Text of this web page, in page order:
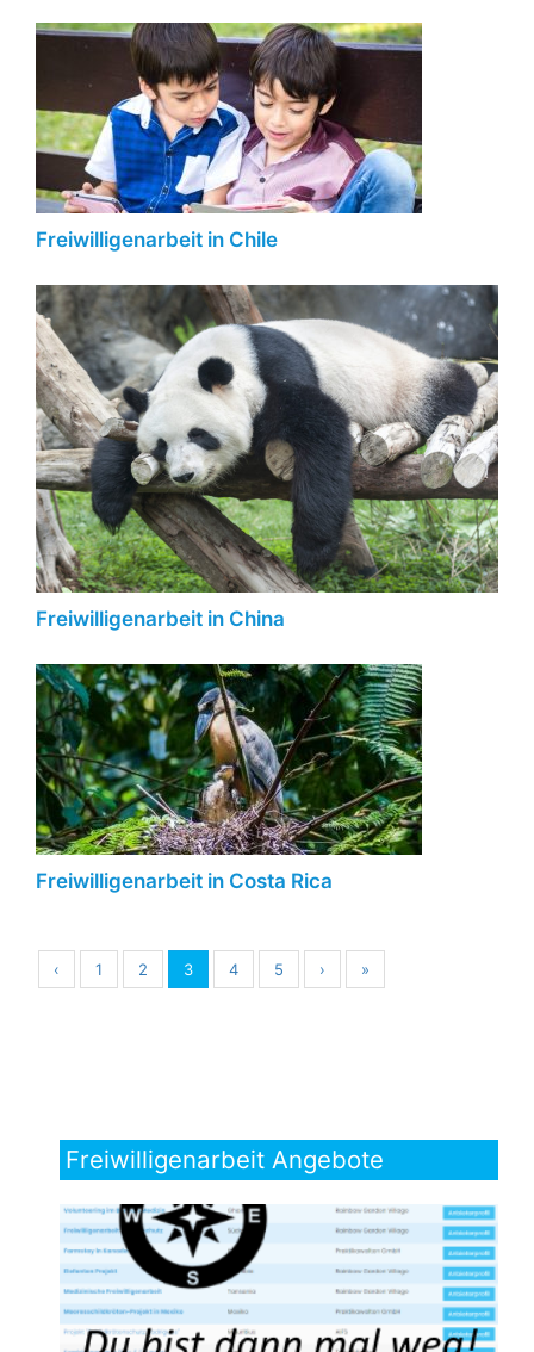
Freiwilligenarbeit in Chile
Freiwilligenarbeit in China
Freiwilligenarbeit in Costa Rica
‹ 1 2 3 4 5 › »
Freiwilligenarbeit Angebote